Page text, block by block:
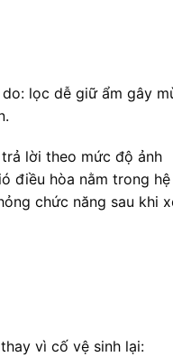
lọc dễ giữ ẩm gây
lời theo mức độ ảnh
điều hòa nằm trong hệ
chức năng sau khi
vì cố vệ sinh lại: